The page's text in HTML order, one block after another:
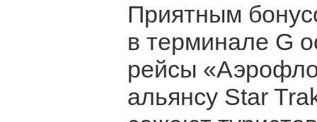
Приятным
в терминале G
рейсы
альянсу Star